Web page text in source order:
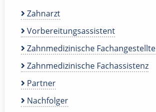
Zahnarzt
Vorbereitungsassistent
Zahnmedizinische Fachangestellte
Zahnmedizinische Fachassistenz
Partner
Nachfolger